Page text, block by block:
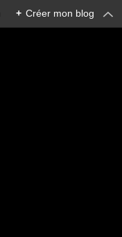
+ Créer mon blog